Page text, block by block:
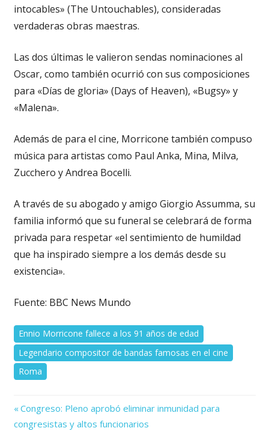
intocables» (The Untouchables), consideradas
verdaderas obras maestras.
Las dos últimas le valieron sendas nominaciones al
Oscar, como también ocurrió con sus composiciones
para «Días de gloria» (Days of Heaven), «Bugsy» y
«Malena».
Además de para el cine, Morricone también compuso
música para artistas como Paul Anka, Mina, Milva,
Zucchero y Andrea Bocelli.
A través de su abogado y amigo Giorgio Assumma, su
familia informó que su funeral se celebrará de forma
privada para respetar «el sentimiento de humildad
que ha inspirado siempre a los demás desde su
existencia».
Fuente: BBC News Mundo
Ennio Morricone fallece a los 91 años de edad
Legendario compositor de bandas famosas en el cine
Roma
Navegación
Previous
Post:
Congreso: Pleno aprobó eliminar inmunidad para
congresistas y altos funcionarios